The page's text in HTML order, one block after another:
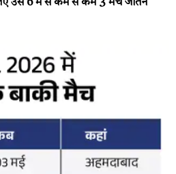
उसे 6 में से कम से कम 3 मैच जीतने